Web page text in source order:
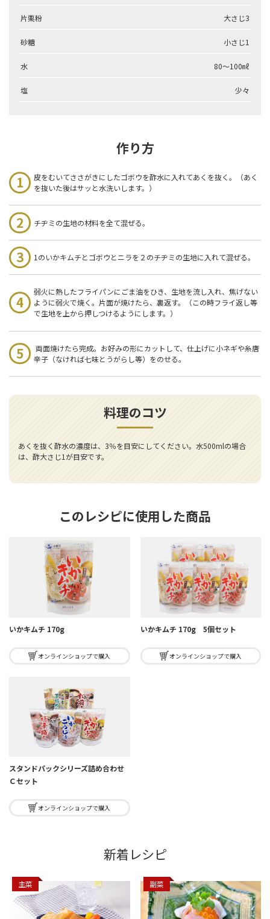
片栗粉 大さじ3
砂糖 小さじ1
水 80～100㎖
塩 少々
作り方
皮をむいてささがきにしたゴボウを酢水に入れてあくを抜く。（あく
を抜いた後はサッと水洗いします。）
チヂミの生地の材料を全て混ぜる。
1のいかキムチとゴボウとニラを２のチヂミの生地に入れて混ぜる。
弱火に熱したフライパンにごま油をひき、生地を流し入れ、焦げない
ように弱火で焼く。片面が焼けたら、裏返す。（この時フライ返し等
で生地を上から押しつけるようにします。）
両面焼けたら完成。お好みの形にカットして、仕上げに小ネギや糸唐
辛子（なければ七味とうがらし等）をのせる。
料理のコツ
あくを抜く酢水の濃度は、3％を目安にしてください。水500mlの場合
は、酢大さじ1が目安です。
このレシピに使用した商品
いかキムチ 170g
オンラインショップで購入
いかキムチ 170g 5個セット
オンラインショップで購入
スタンドパックシリーズ詰め合わせ
Ｃセット
オンラインショップで購入
新着レシピ
主菜 副菜